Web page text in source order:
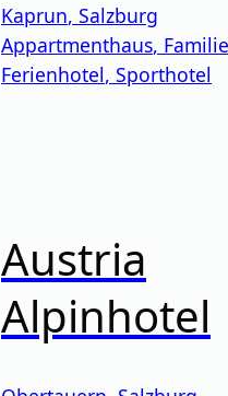
Kaprun, Salzburg
Appartmenthaus,
Ferienhotel, Sporthotel
Austria
Alpinhotel